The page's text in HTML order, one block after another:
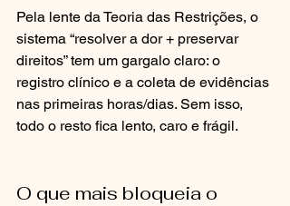
Pela lente da Teoria das Restrições, o
sistema “resolver a dor + preservar
direitos” tem um gargalo claro: o
registro clínico e a coleta de evidências
nas primeiras horas/dias. Sem isso,
todo o resto fica lento, caro e frágil.
O que mais bloqueia o